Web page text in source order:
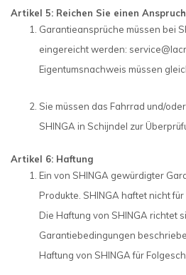
Artikel 5: Reichen Sie einen
Garantieansprüche müssen bei
eingereicht werden:
Eigentumsnachweis müssen
Sie müssen das Fahrrad und/
SHINGA in Schijndel zur
Artikel 6: Haftung
Ein von SHINGA gewürdigter
Produkte. SHINGA haftet nicht
Die Haftung von SHINGA richtet
Garantiebedingungen
Haftung von SHINGA für